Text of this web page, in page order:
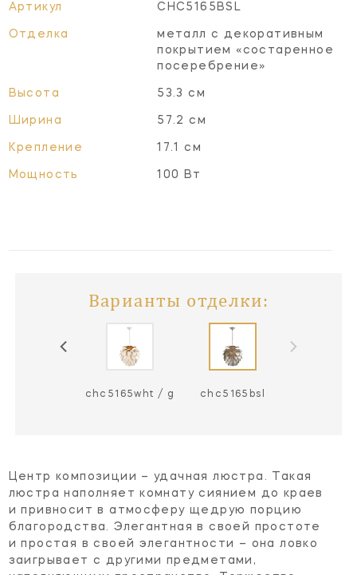
Артикул CHC5165BSL
Отделка
металл с декоративным
покрытием «состаренное
посеребрение»
Высота 53.3 см
Ширина 57.2 см
Крепление 17.1 см
Мощность 100 Вт
Варианты отделки:
chc5165wht / g chc5165bsl
Центр композиции – удачная люстра. Такая
люстра наполняет комнату сиянием до краев
и привносит в атмосферу щедрую порцию
благородства. Элегантная в своей простоте
и простая в своей элегантности – она ловко
заигрывает с другими предметами,